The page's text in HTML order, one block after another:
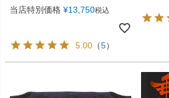
当店特別価格 ¥13,750税込
5.00 （5）